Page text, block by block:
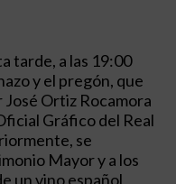
tarde, a las 19:00
y el pregón, que
Ortiz Rocamora
Gráfico del Real
se
Mayor y a los
un vino español